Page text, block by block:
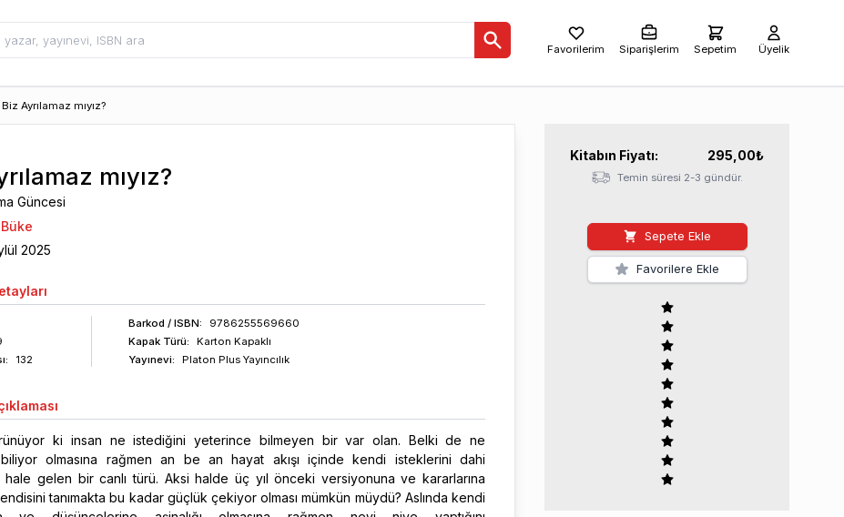
Favorilerim Siparişlerim Sepetim Üyelik
Biz Ayrılamaz mıyız?
mıyız?
Güncesi
2025
: 132
Barkod / ISBN:
9786255569660
Kapak Türü:
Karton Kapaklı
Yayınevi:
Platon Plus Yayıncılık
ki insan ne istediğini yeterince bilmeyen bir var olan. Belki de ne
olmasına rağmen an be an hayat akışı içinde kendi isteklerini dahi
hale gelen bir canlı türü. Aksi halde üç yıl önceki versiyonuna ve kararlarına
tanımakta bu kadar güçlük çekiyor olması mümkün müydü? Aslında kendi
Kitabın Fiyatı: 295,00₺
Temin süresi 2-3 gündür.
Sepete Ekle
Favorilere Ekle